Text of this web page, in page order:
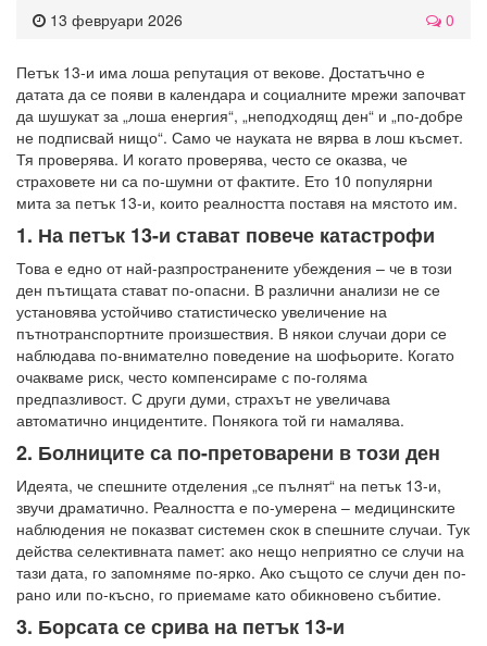
13 февруари 2026 0
Петък 13-и има лоша репутация от векове. Достатъчно е
датата да се появи в календара и социалните мрежи започват
да шушукат за „лоша енергия“, „неподходящ ден“ и „по-добре
не подписвай нищо“. Само че науката не вярва в лош късмет.
Тя проверява. И когато проверява, често се оказва, че
страховете ни са по-шумни от фактите. Ето 10 популярни
мита за петък 13-и, които реалността поставя на мястото им.
1. На петък 13-и стават повече катастрофи
Това е едно от най-разпространените убеждения – че в този
ден пътищата стават по-опасни. В различни анализи не се
установява устойчиво статистическо увеличение на
пътнотранспортните произшествия. В някои случаи дори се
наблюдава по-внимателно поведение на шофьорите. Когато
очакваме риск, често компенсираме с по-голяма
предпазливост. С други думи, страхът не увеличава
автоматично инцидентите. Понякога той ги намалява.
2. Болниците са по-претоварени в този ден
Идеята, че спешните отделения „се пълнят“ на петък 13-и,
звучи драматично. Реалността е по-умерена – медицинските
наблюдения не показват системен скок в спешните случаи. Тук
действа селективната памет: ако нещо неприятно се случи на
тази дата, го запомняме по-ярко. Ако същото се случи ден по-
рано или по-късно, го приемаме като обикновено събитие.
3. Борсата се срива на петък 13-и